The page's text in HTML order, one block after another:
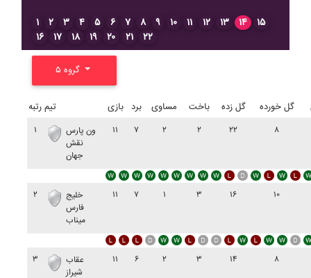
۱ ۲ ۳ ۴ ۵ ۶ ۷ ۸ ۹ ۱۰ ۱۱ ۱۲ ۱۳ ۱۴
۱۵
۱۶
۱۷ ۱۸ ۱۹ ۲۰ ۲۱ ۲۲
رتبه تیم بازی برد مساوی باخت گل زده گل خورده
۱
ون پارس
نقش
جهان
۱۱ ۷ ۲ ۲ ۲۲ ۸
۲
خليج
فارس
ميناب
۱۱ ۷ ۱ ۳ ۱۶ ۱۰
۳
عقاب
شيراز
۱۱ ۶ ۲ ۳ ۱۴ ۸